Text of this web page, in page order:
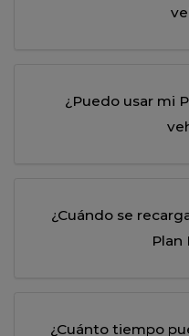
¿Puedo usar mi
¿Cuándo se
Plan
¿Cuánto tiempo